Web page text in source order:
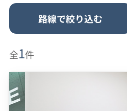
全1件
路線で絞り込む